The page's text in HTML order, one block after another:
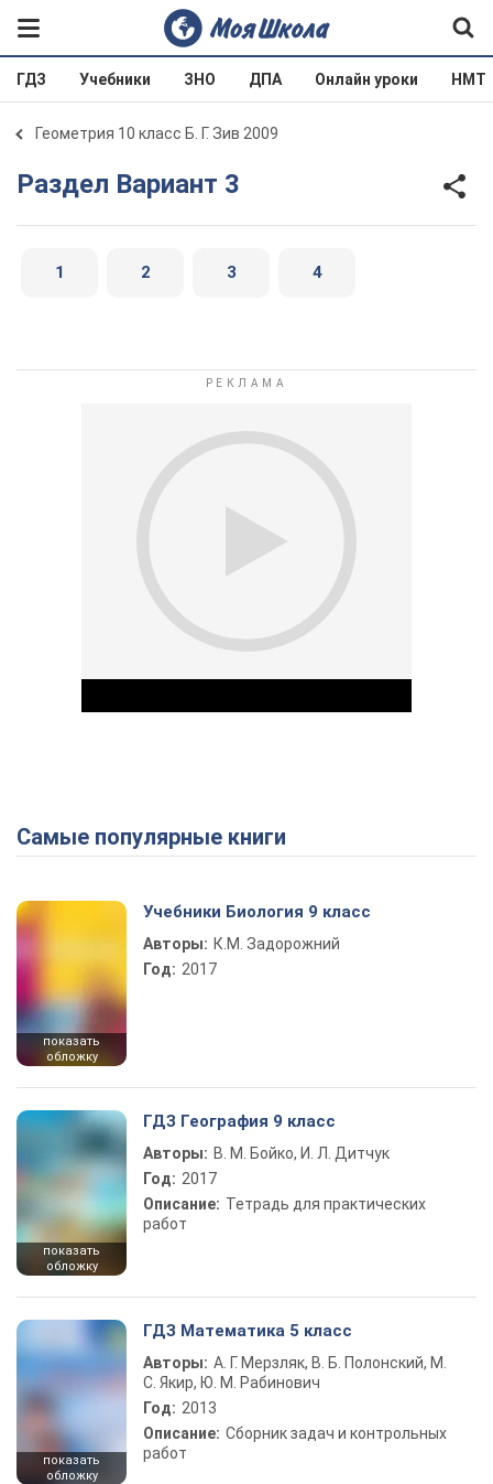
ГДЗ Учебники ЗНО ДПА Онлайн уроки НМТ
Геометрия 10 класс Б. Г. Зив 2009
Раздел Вариант 3
1 2 3 4
Play Video
Самые популярные книги
показать
обложку
Учебники Биология 9 класс
Авторы: К.М. Задорожний
Год: 2017
показать
обложку
ГДЗ География 9 класс
Авторы: В. М. Бойко, И. Л. Дитчук
Год: 2017
Описание: Тетрадь для практических
работ
показать
обложку
ГДЗ Математика 5 класс
Авторы: А. Г. Мерзляк, В. Б. Полонский, М.
С. Якир, Ю. М. Рабинович
Год: 2013
Описание: Сборник задач и контрольных
работ